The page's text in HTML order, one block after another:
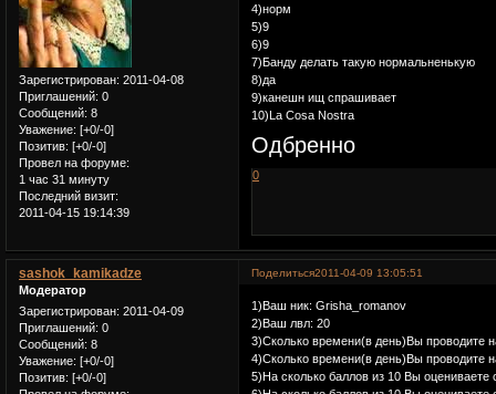
Зарегистрирован: 2011-04-08
Приглашений: 0
Сообщений: 8
Уважение: [+0/-0]
Позитив: [+0/-0]
Провел на форуме:
1 час 31 минуту
Последний визит:
2011-04-15 19:14:39
4)норм
5)9
6)9
7)Банду делать такую нормальненькую
8)да
9)канешн ищ спрашивает
10)La Cosa Nostra
Одбренно
0
Поделиться2011-04-09 13:05:51
sashok_kamikadze
Модератор
Зарегистрирован: 2011-04-09
Приглашений: 0
Сообщений: 8
Уважение: [+0/-0]
Позитив: [+0/-0]
1)Ваш ник: Grisha_romanov
2)Ваш лвл: 20
3)Сколько времени(в день)Вы проводите
4)Сколько времени(в день)Вы проводите
5)На сколько баллов из 10 Вы